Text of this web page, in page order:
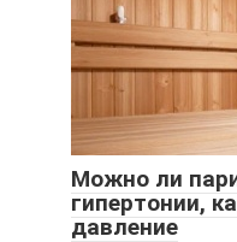
Можно ли
гипертонии,
давление